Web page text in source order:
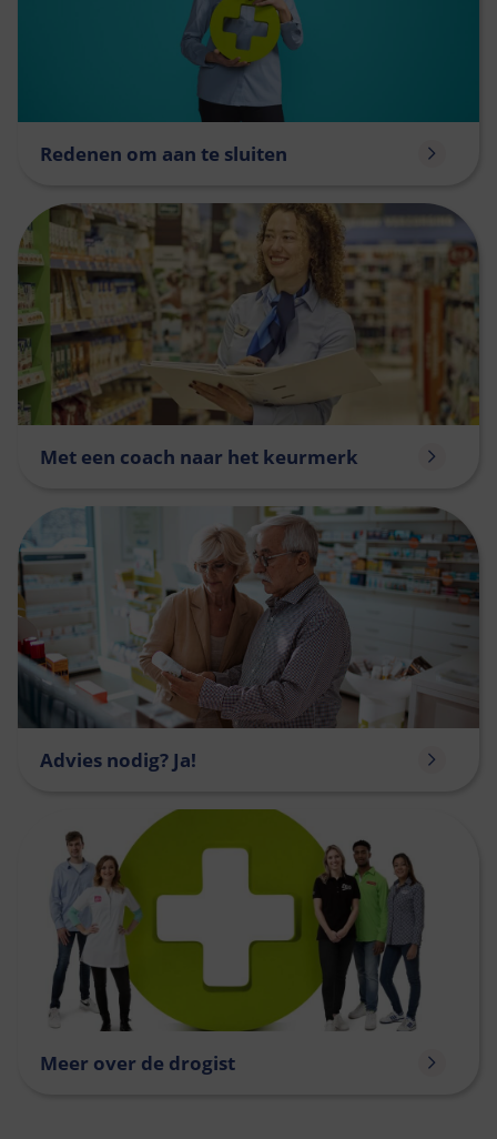
Redenen om aan te sluiten
Met een coach naar het keurmerk
Advies nodig? Ja!
Meer over de drogist